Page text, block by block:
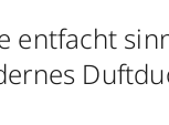
entfacht